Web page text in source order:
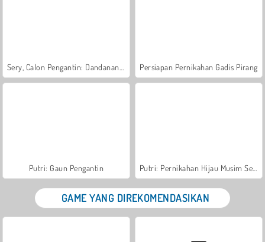
Persiapan Pernikahan Gadis Pirang
Putri: Gaun Pengantin
GAME YANG DIREKOMENDASIKAN